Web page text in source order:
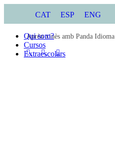
CAT ESP ENG
Aprèn xinès amb Panda Idioma
Qui som?
Cursos
Extraescolars